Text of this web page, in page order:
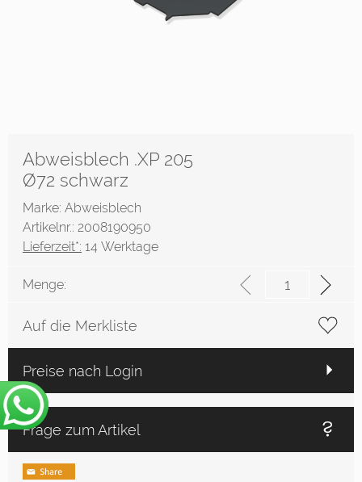
Abweisblech .XP 205
Ø72 schwarz
Marke: Abweisblech
Artikelnr.: 2008190950
Lieferzeit*: 14 Werktage
Menge:
Auf die Merkliste
Preise nach Login
Frage zum Artikel